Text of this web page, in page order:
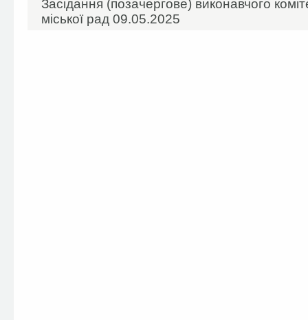
Засідання (позачергове) виконавчого
міської рад 09.05.2025